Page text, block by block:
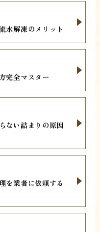
水解凍のメリット
完全マスター
ない詰まりの原因
を業者に依頼する